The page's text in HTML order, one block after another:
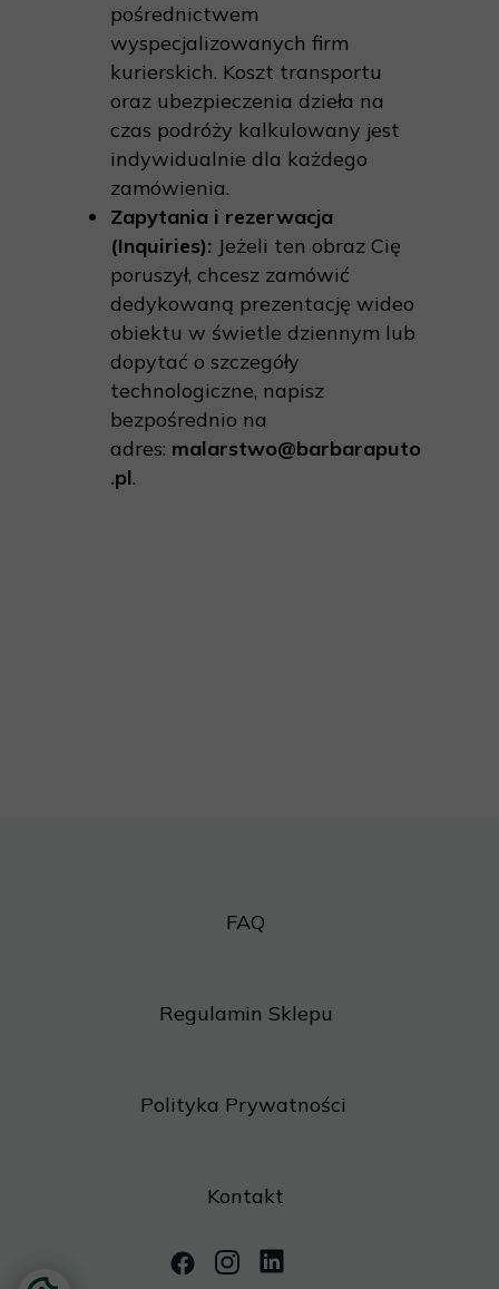
pośrednictwem
wyspecjalizowanych firm
kurierskich. Koszt transportu
oraz ubezpieczenia dzieła na
czas podróży kalkulowany jest
indywidualnie dla każdego
zamówienia.
Zapytania i rezerwacja
(Inquiries): Jeżeli ten obraz Cię
poruszył, chcesz zamówić
dedykowaną prezentację wideo
obiektu w świetle dziennym lub
dopytać o szczegóły
technologiczne, napisz
bezpośrednio na
adres: malarstwo@barbaraputo
.pl.
FAQ
Regulamin Sklepu
Polityka Prywatności
Kontakt